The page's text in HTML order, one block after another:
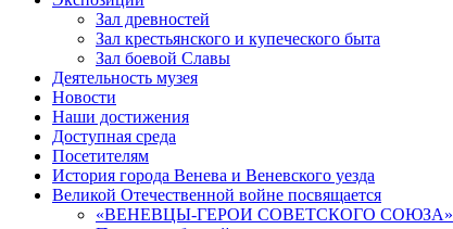
Зал древностей
Зал крестьянского и купеческого быта
Зал боевой Славы
Деятельность музея
Новости
Наши достижения
Доступная среда
Посетителям
История города Венева и Веневского уезда
Великой Отечественной войне посвящается
«ВЕНЕВЦЫ-ГЕРОИ СОВЕТСКОГО СОЮЗА»